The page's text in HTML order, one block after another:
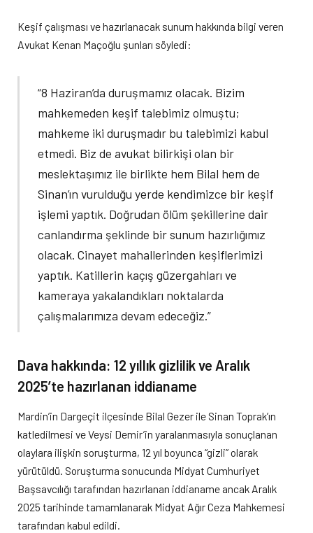
Keşif çalışması ve hazırlanacak sunum hakkında bilgi veren
Avukat Kenan Maçoğlu şunları söyledi:
“8 Haziran’da duruşmamız olacak. Bizim
mahkemeden keşif talebimiz olmuştu;
mahkeme iki duruşmadır bu talebimizi kabul
etmedi. Biz de avukat bilirkişi olan bir
meslektaşımız ile birlikte hem Bilal hem de
Sinan’ın vurulduğu yerde kendimizce bir keşif
işlemi yaptık. Doğrudan ölüm şekillerine dair
canlandırma şeklinde bir sunum hazırlığımız
olacak. Cinayet mahallerinden keşiflerimizi
yaptık. Katillerin kaçış güzergahları ve
kameraya yakalandıkları noktalarda
çalışmalarımıza devam edeceğiz.”
Dava hakkında: 12 yıllık gizlilik ve Aralık
2025’te hazırlanan iddianame
Mardin’in Dargeçit ilçesinde Bilal Gezer ile Sinan Toprak’ın
katledilmesi ve Veysi Demir’in yaralanmasıyla sonuçlanan
olaylara ilişkin soruşturma, 12 yıl boyunca “gizli” olarak
yürütüldü. Soruşturma sonucunda Midyat Cumhuriyet
Başsavcılığı tarafından hazırlanan iddianame ancak Aralık
2025 tarihinde tamamlanarak Midyat Ağır Ceza Mahkemesi
tarafından kabul edildi.